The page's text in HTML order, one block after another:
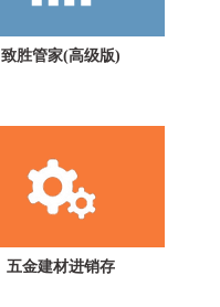
致胜管家(高级版)
五金建材进销存